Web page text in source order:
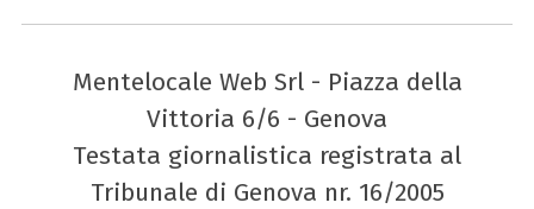
Mentelocale Web Srl - Piazza della
Vittoria 6/6 - Genova
Testata giornalistica registrata al
Tribunale di Genova nr. 16/2005